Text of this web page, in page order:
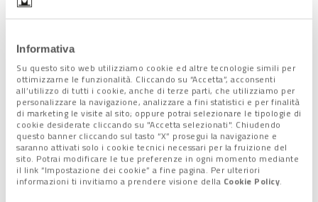
Informativa
Su questo sito web utilizziamo cookie ed altre tecnologie simili per
ottimizzarne le funzionalità. Cliccando su “Accetta”, acconsenti
all’utilizzo di tutti i cookie, anche di terze parti, che utilizziamo per
personalizzare la navigazione, analizzare a fini statistici e per finalità
di marketing le visite al sito; oppure potrai selezionare le tipologie di
cookie desiderate cliccando su "Accetta selezionati". Chiudendo
questo banner cliccando sul tasto “X” prosegui la navigazione e
saranno attivati solo i cookie tecnici necessari per la fruizione del
sito. Potrai modificare le tue preferenze in ogni momento mediante
il link “Impostazione dei cookie” a fine pagina. Per ulteriori
informazioni ti invitiamo a prendere visione della Cookie Policy.
capolavori del Settecento
Nel Trevigiano, le Giornate FAI permettono di scoprireVilla
Sugana Persico Rossia Maserada sul Piave, dimora nobiliare
con affreschi allegorici e storici, e lachiesa di Santa Lucia a
Biadene, con opere diGiambattista Tiepoloe
Giambattista Canal .
A San Fior, lachiesa dei Santi Pietro e Paolo di Castello